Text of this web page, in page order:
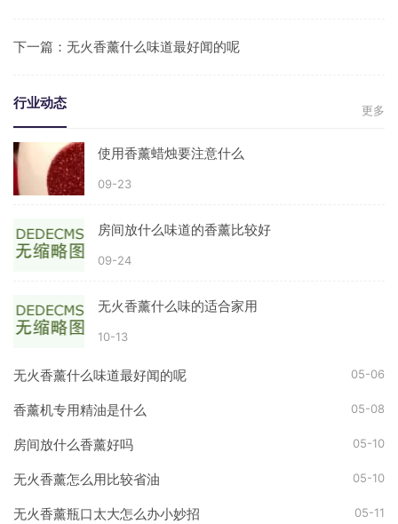
下一篇： 无火香薰什么味道最好闻的呢
行业动态 更多
使用香薰蜡烛要注意什么
09-23
房间放什么味道的香薰比较好
09-24
无火香薰什么味的适合家用
10-13
无火香薰什么味道最好闻的呢 05-06
香薰机专用精油是什么 05-08
房间放什么香薰好吗 05-10
无火香薰怎么用比较省油 05-10
无火香薰瓶口太大怎么办小妙招 05-11